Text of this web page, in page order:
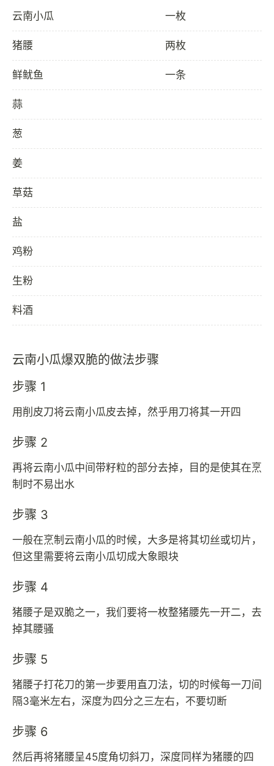
云南小瓜 一枚
猪腰 两枚
鲜鱿鱼 一条
蒜
葱
姜
草菇
盐
鸡粉
生粉
料酒
云南小瓜爆双脆的做法步骤
步骤 1
用削皮刀将云南小瓜皮去掉，然乎用刀将其一开四
步骤 2
再将云南小瓜中间带籽粒的部分去掉，目的是使其在烹
制时不易出水
步骤 3
一般在烹制云南小瓜的时候，大多是将其切丝或切片，
但这里需要将云南小瓜切成大象眼块
步骤 4
猪腰子是双脆之一，我们要将一枚整猪腰先一开二，去
掉其腰骚
步骤 5
猪腰子打花刀的第一步要用直刀法，切的时候每一刀间
隔3毫米左右，深度为四分之三左右，不要切断
步骤 6
然后再将猪腰呈45度角切斜刀，深度同样为猪腰的四